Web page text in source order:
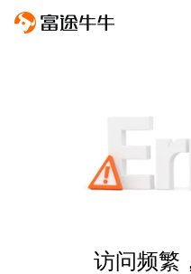
访问频繁